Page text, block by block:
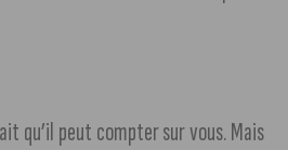
qu’il peut compter sur vous. Mais